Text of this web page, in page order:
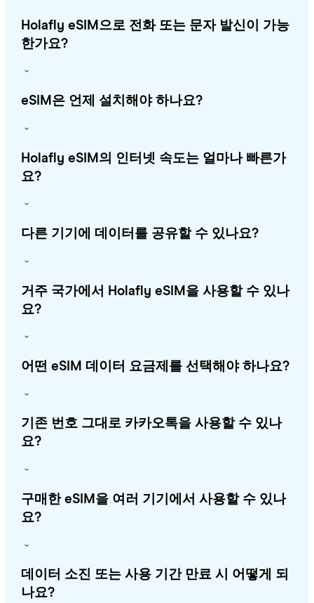
Holafly eSIM으로 전화 또는 문자 발신이 가능
한가요?
eSIM은 언제 설치해야 하나요?
Holafly eSIM의 인터넷 속도는 얼마나 빠른가
요?
다른 기기에 데이터를 공유할 수 있나요?
거주 국가에서 Holafly eSIM을 사용할 수 있나
요?
어떤 eSIM 데이터 요금제를 선택해야 하나요?
기존 번호 그대로 카카오톡을 사용할 수 있나
요?
구매한 eSIM을 여러 기기에서 사용할 수 있나
요?
데이터 소진 또는 사용 기간 만료 시 어떻게 되
나요?